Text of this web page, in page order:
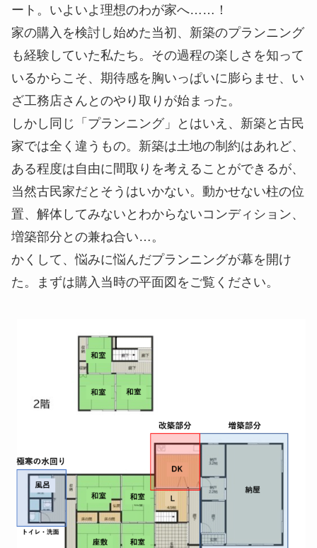
ート。いよいよ理想のわが家へ……！
家の購入を検討し始めた当初、新築のプランニング
も経験していた私たち。その過程の楽しさを知って
いるからこそ、期待感を胸いっぱいに膨らませ、い
ざ工務店さんとのやり取りが始まった。
しかし同じ「プランニング」とはいえ、新築と古民
家では全く違うもの。新築は土地の制約はあれど、
ある程度は自由に間取りを考えることができるが、
当然古民家だとそうはいかない。動かせない柱の位
置、解体してみないとわからないコンディション、
増築部分との兼ね合い…。
かくして、悩みに悩んだプランニングが幕を開け
た。まずは購入当時の平面図をご覧ください。